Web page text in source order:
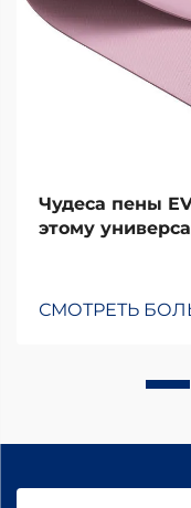
Чудеса пены
этому
СМОТРЕТЬ